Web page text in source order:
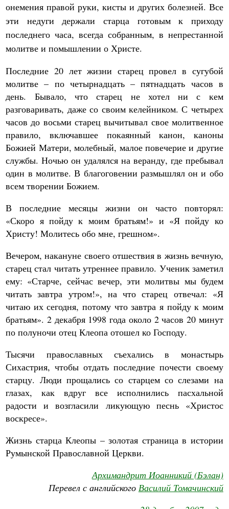
онемения правой руки, кисты и других болезней. Все
эти недуги держали старца готовым к приходу
последнего часа, всегда собранным, в непрестанной
молитве и помышлении о Христе.
Последние 20 лет жизни старец провел в сугубой
молитве – по четырнадцать – пятнадцать часов в
день. Бывало, что старец не хотел ни с кем
разговаривать, даже со своим келейником. С четырех
часов до восьми старец вычитывал свое молитвенное
правило, включавшее покаянный канон, каноны
Божией Матери, молебный, малое повечерие и другие
службы. Ночью он удалялся на веранду, где пребывал
один в молитве. В благоговении размышлял он и обо
всем творении Божием.
В последние месяцы жизни он часто повторял:
«Скоро я пойду к моим братьям!» и «Я пойду ко
Христу! Молитесь обо мне, грешном».
Вечером, накануне своего отшествия в жизнь вечную,
старец стал читать утреннее правило. Ученик заметил
ему: «Старче, сейчас вечер, эти молитвы мы будем
читать завтра утром!», на что старец отвечал: «Я
читаю их сегодня, потому что завтра я пойду к моим
братьям». 2 декабря 1998 года около 2 часов 20 минут
по полуночи отец Клеопа отошел ко Господу.
Тысячи православных съехались в монастырь
Сихастрия, чтобы отдать последние почести своему
старцу. Люди прощались со старцем со слезами на
глазах, как вдруг все исполнились пасхальной
радости и возгласили ликующую песнь «Христос
воскресе».
Жизнь старца Клеопы – золотая страница в истории
Румынской Православной Церкви.
Архимандрит Иоанникий (Бэлан)
Перевел с английского Василий Томачинский